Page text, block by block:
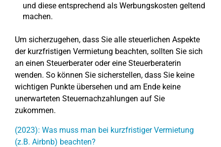
und diese entsprechend als Werbungskosten geltend
machen.
Um sicherzugehen, dass Sie alle steuerlichen Aspekte
der kurzfristigen Vermietung beachten, sollten Sie sich
an einen Steuerberater oder eine Steuerberaterin
wenden. So können Sie sicherstellen, dass Sie keine
wichtigen Punkte übersehen und am Ende keine
unerwarteten Steuernachzahlungen auf Sie
zukommen.
(2023): Was muss man bei kurzfristiger Vermietung
(z.B. Airbnb) beachten?